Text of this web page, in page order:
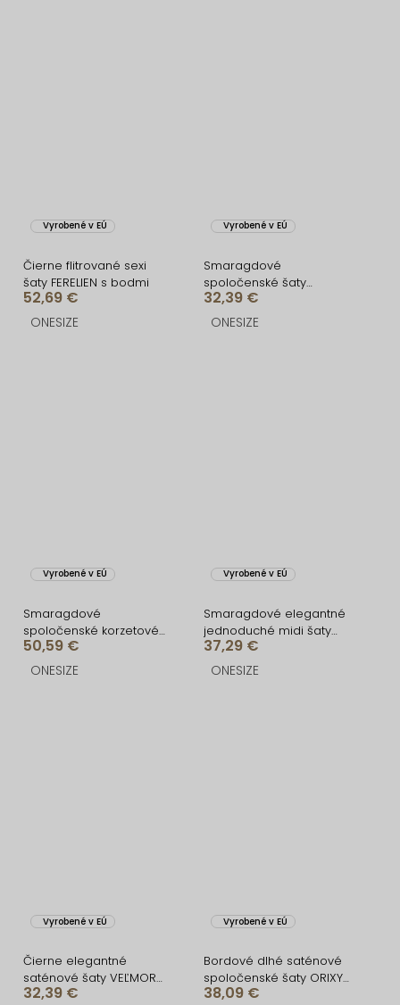
Vyrobené v EÚ
Čierne flitrované sexi
šaty FERELIEN s bodmi
52,69 €
ONESIZE
Vyrobené v EÚ
Smaragdové
spoločenské šaty
VEĽMORO s bodmi
32,39 €
ONESIZE
Vyrobené v EÚ
Smaragdové
spoločenské korzetové
šaty ZONTIRE
50,59 €
ONESIZE
Vyrobené v EÚ
Smaragdové elegantné
jednoduché midi šaty
OMNIS
37,29 €
ONESIZE
Vyrobené v EÚ
Čierne elegantné
saténové šaty VEĽMORO
s bodmi
32,39 €
Vyrobené v EÚ
Bordové dlhé saténové
spoločenské šaty ORIXY
s výstrihom
38,09 €